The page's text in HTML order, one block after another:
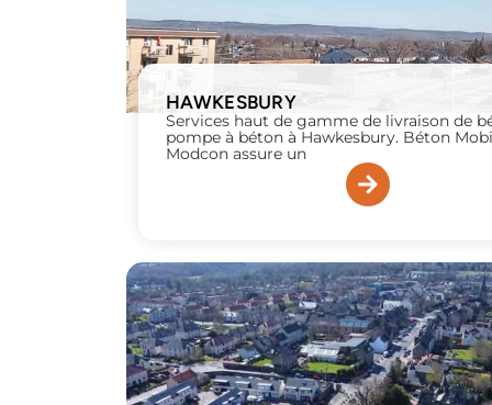
HAWKESBURY
Services haut de gamme de livraison de
pompe à béton à Hawkesbury. Béton
Modcon assure un